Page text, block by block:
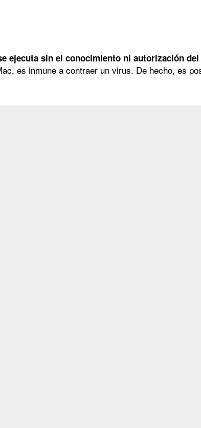
ejecuta sin el conocimiento ni autorización
es inmune a contraer un virus. De hecho, es